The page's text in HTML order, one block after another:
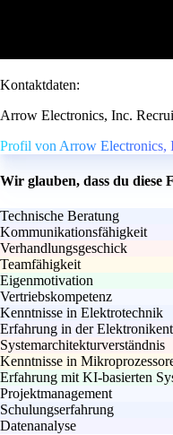
Kontaktdaten:
Arrow Electronics, Inc.
Profil von Arrow Electronics,
Wir glauben, dass du diese
Technische Beratung
Kommunikationsfähigkeit
Verhandlungsgeschick
Teamfähigkeit
Eigenmotivation
Vertriebskompetenz
Kenntnisse in Elektrotechnik
Erfahrung in der
Systemarchitekturverständnis
Kenntnisse in
Erfahrung mit KI-basierten
Projektmanagement
Schulungserfahrung
Datenanalyse